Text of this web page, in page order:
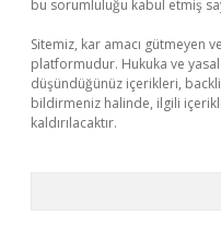
bu sorumluluğu kabul etmiş
Sitemiz, kar amacı gütmeyen
platformudur. Hukuka ve
düşündüğünüz içerikleri,
bildirmeniz halinde, ilgili
kaldırılacaktır.